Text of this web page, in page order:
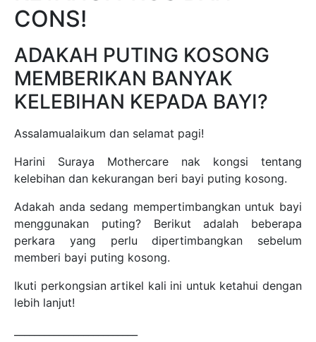
CONS!
ADAKAH PUTING KOSONG
MEMBERIKAN BANYAK
KELEBIHAN KEPADA BAYI?
Assalamualaikum dan selamat pagi!
Harini Suraya Mothercare nak kongsi tentang
kelebihan dan kekurangan beri bayi puting kosong.
Adakah anda sedang mempertimbangkan untuk bayi
menggunakan puting? Berikut adalah beberapa
perkara yang perlu dipertimbangkan sebelum
memberi bayi puting kosong.
Ikuti perkongsian artikel kali ini untuk ketahui dengan
lebih lanjut!